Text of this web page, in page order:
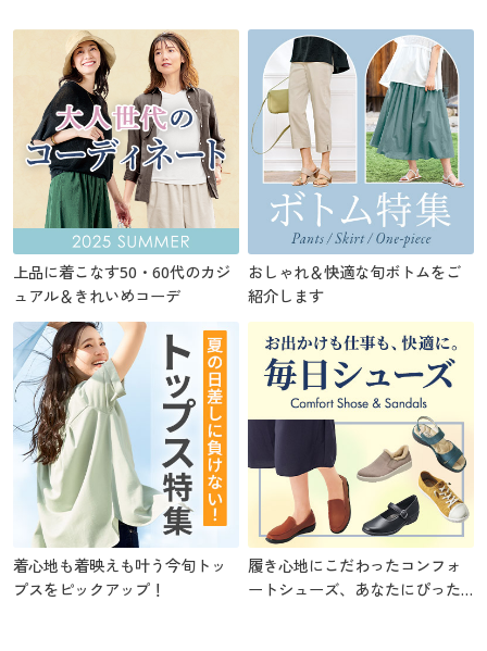
上品に着こなす50・60代のカジ
ュアル＆きれいめコーデ
おしゃれ＆快適な旬ボトムをご
紹介します
着心地も着映えも叶う今旬トッ
プスをピックアップ！
履き心地にこだわったコンフォ
ートシューズ、あなたにぴった